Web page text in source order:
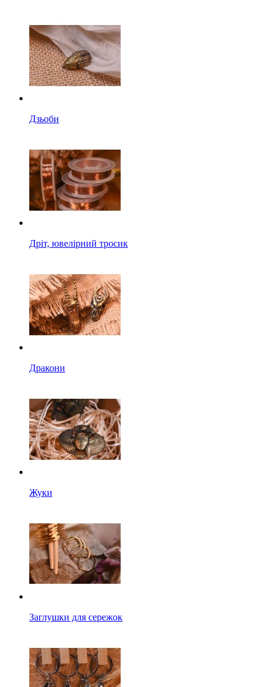
Дзьоби
Дріт, ювелірний тросик
Дракони
Жуки
Заглушки для сережок